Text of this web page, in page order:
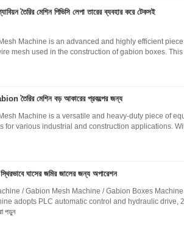
তৈরির মেশিন পিভিসি লেপা তারের ব্যবহার করে টেকসই
Machine is an advanced and highly efficient
mesh used in the construction of gabion boxes.
তৈরির মেশিন বড় আকারের প্রকল্পের জন্য
Machine is a versatile and heavy-duty piece of
for various industrial and construction applications.
ঘাসের জমির জালের জন্য অপারেশন
/ Gabion Mesh Machine / Gabion Boxes Machine
adopts PLC automatic control and hydraulic drive,
পড়ুন